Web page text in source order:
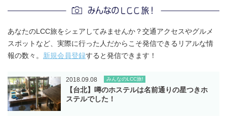
あなたのLCC旅をシェアしてみませんか？交通アクセスやグルメ
スポットなど、実際に行った人だからこそ発信できるリアルな情
報の数々。 新規会員登録すると発信できます！
2018.09.08
【台北】噂のホステルは名前通りの星つきホ
ステルでした！
みんなのLCC旅!